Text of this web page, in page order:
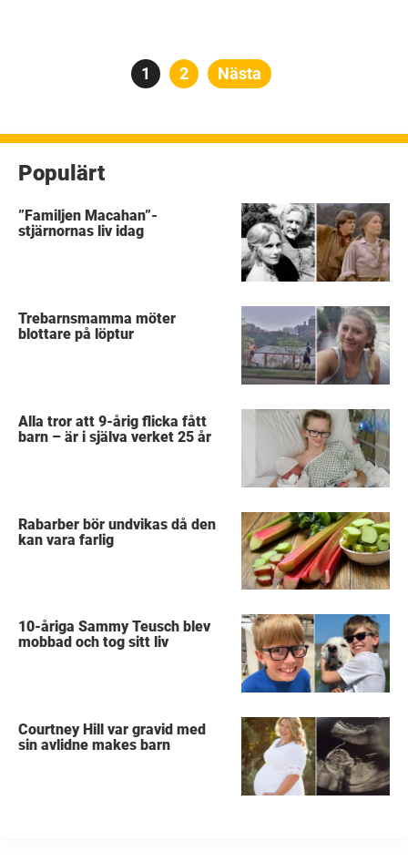
Sidnumrering
Sida
1 Sida
2 Nästa
Populärt
”Familjen Macahan”-
stjärnornas liv idag
Trebarnsmamma möter
blottare på löptur
Alla tror att 9-årig flicka fått
barn – är i själva verket 25 år
Rabarber bör undvikas då den
kan vara farlig
10-åriga Sammy Teusch blev
mobbad och tog sitt liv
Courtney Hill var gravid med
sin avlidne makes barn